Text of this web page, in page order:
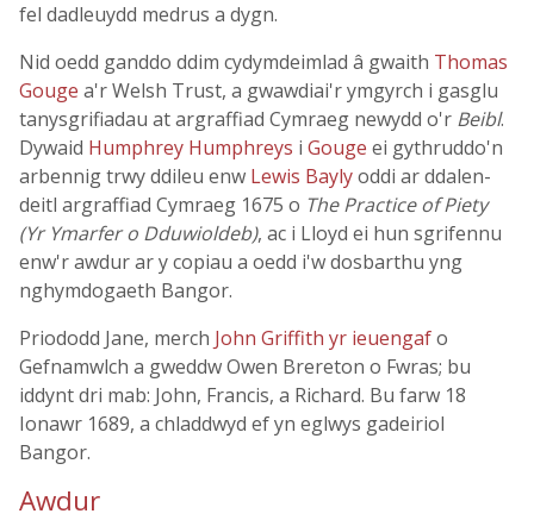
fel dadleuydd medrus a dygn.
Nid oedd ganddo ddim cydymdeimlad â gwaith Thomas
Gouge a'r Welsh Trust, a gwawdiai'r ymgyrch i gasglu
tanysgrifiadau at argraffiad Cymraeg newydd o'r Beibl.
Dywaid Humphrey Humphreys i Gouge ei gythruddo'n
arbennig trwy ddileu enw Lewis Baylyoddi ar ddalen-
deitl argraffiad Cymraeg 1675 o The Practice of Piety
(Yr Ymarfer o Dduwioldeb), ac i Lloyd ei hun sgrifennu
enw'r awdur ar y copiau a oedd i'w dosbarthu yng
nghymdogaeth Bangor.
Priododd Jane, merch John Griffith yr ieuengafo
Gefnamwlch a gweddw Owen Brereton o Fwras; bu
iddynt dri mab: John, Francis, a Richard. Bu farw 18
Ionawr 1689, a chladdwyd ef yn eglwys gadeiriol
Bangor.
Awdur